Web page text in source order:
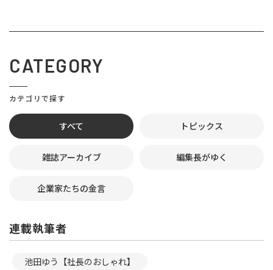
CATEGORY
カテゴリで探す
すべて トピックス
雑誌アーカイブ 編集長がゆく
企業家たちの金言
連載執筆者
池田ゆう【社長のおしゃれ】